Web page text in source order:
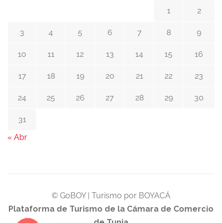
1 2
3 4 5 6 7 8 9
10 11 12 13 14 15 16
17 18 19 20 21 22 23
24 25 26 27 28 29 30
31
« Abr
© GoBOY | Turismo por BOYACÁ
Plataforma de Turismo de la Cámara de Comercio